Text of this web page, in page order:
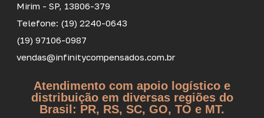
Mirim - SP, 13806-379
Telefone: (19) 2240-0643
(19) 97106-0987
vendas@infinitycompensados.com.br
Atendimento com apoio logístico e
distribuição em diversas regiões do
Brasil: PR, RS, SC, GO, TO e MT.